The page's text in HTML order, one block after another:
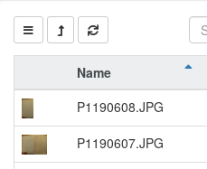
Name
P1190608.JPG
P1190607.JPG